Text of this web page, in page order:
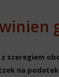
z szeregiem
na